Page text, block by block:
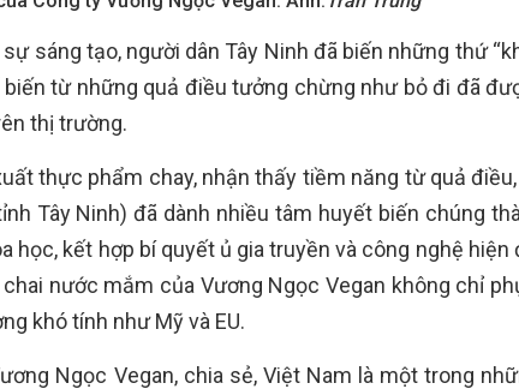
sáng tạo, người dân Tây Ninh đã biến những thứ
từ những quả điều tưởng chừng như bỏ đi đã
thị trường.
thực phẩm chay, nhận thấy tiềm năng từ quả
Tây Ninh) đã dành nhiều tâm huyết biến chúng
học, kết hợp bí quyết ủ gia truyền và công nghệ hiện
nước mắm của Vương Ngọc Vegan không chỉ
khó tính như Mỹ và EU.
Ngọc Vegan, chia sẻ, Việt Nam là một trong